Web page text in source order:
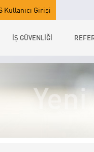
Kullanıcı Girişi
İŞ GÜVENLİĞİ
Yeni